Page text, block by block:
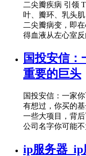
二尖瓣疾病 引领
叶、瓣环、乳头
二尖瓣病变，即
得血液从左心室反
国投安信：
重要的巨头
国投安信：一家
有想过，你买的
一些大项目，背
公司名字你可能不
ip服务器